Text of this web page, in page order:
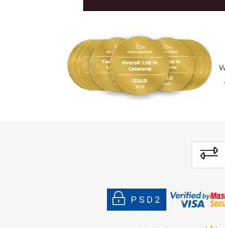
PSD2